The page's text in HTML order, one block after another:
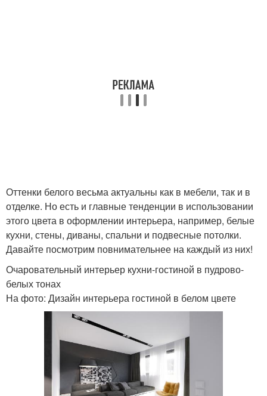
2-комнатные квартиры Комнатная квартира
Квартиры с элементами Квартиры в стиле
Современный интерьер
Оттенки белого весьма актуальны как в мебели, так и в
отделке. Но есть и главные тенденции в использовании
этого цвета в оформлении интерьера, например, белые
кухни, стены, диваны, спальни и подвесные потолки.
Давайте посмотрим повнимательнее на каждый из них!
Очаровательный интерьер кухни-гостиной в пудрово-
белых тонах
На фото: Дизайн интерьера гостиной в белом цвете